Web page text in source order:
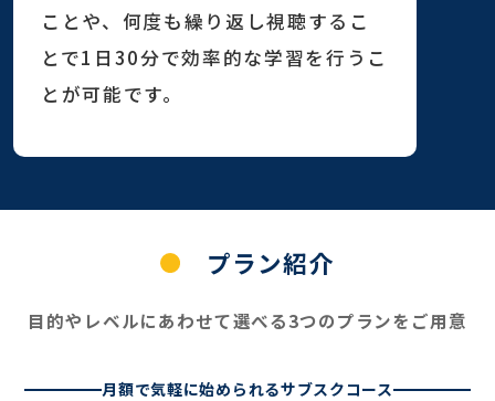
ことや、何度も繰り返し視聴するこ
とで1日30分で効率的な学習を行うこ
とが可能です。
プラン紹介
目的やレベルにあわせて選べる3つのプランをご用意
月額で気軽に始められるサブスクコース